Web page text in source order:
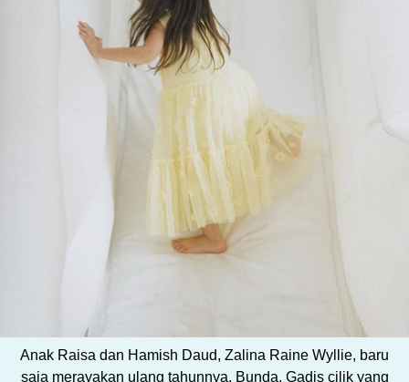
Anak Raisa dan Hamish Daud, Zalina Raine Wyllie, baru
saja merayakan ulang tahunnya, Bunda. Gadis cilik yang